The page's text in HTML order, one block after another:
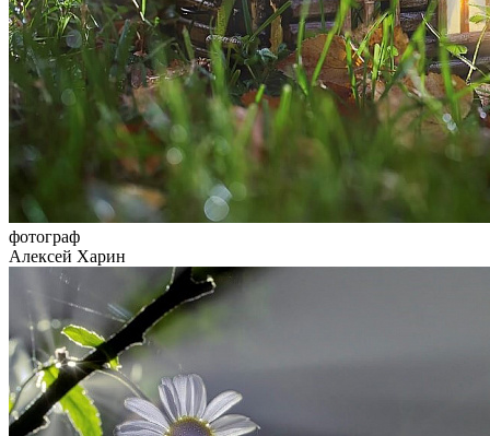
фотограф
Алексей Харин